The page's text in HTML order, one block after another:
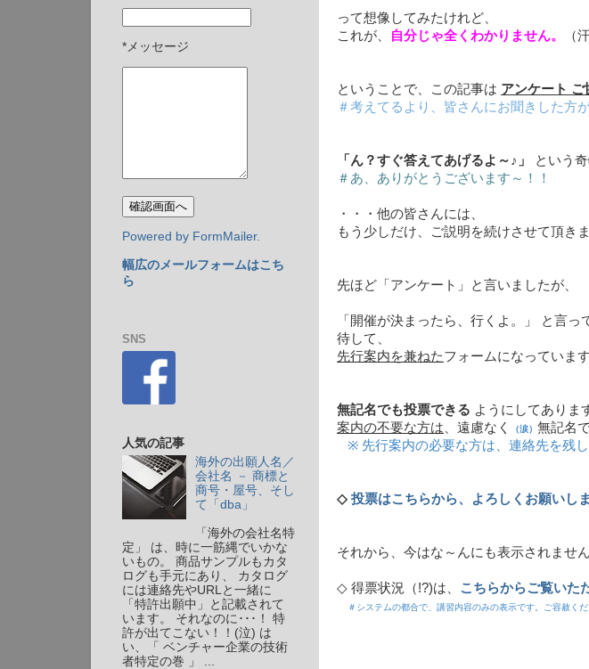
って想像してみたけれど、
これが、
自分じゃ全くわかりません。 （
ということで、この記事は アンケート ご
＃考えてるより、皆さんにお聞きした方
「ん？すぐ答えてあげるよ～♪」 という
＃あ、ありがとうございます～！！
・・・他の皆さんには、
もう少しだけ、ご説明を続けさせて頂きま
先ほど「アンケート」と言いましたが、
「開催が決まったら、行くよ。」 と言
待して、
先行案内を兼ねたフォームになっています
無記名でも投票できる ようにしてありま
案内の不要な方は 、遠慮なく （涙） 無記名で
※ 先行案内の必要な方は、連絡先を残し
◇ 投票はこちらから、よろしくお願いしま
それから、今はな～んにも表示されません
◇ 得票状況（!?)は、 こちらからご覧いた
＃システムの都合で、講習内容のみの表示です。ご容赦くだ
*メッセージ
Powered by FormMailer.
幅広のメールフォームはこち
ら
SNS
人気の記事
海外の出願人名／
会社名 － 商標と
商号・屋号、そし
て「dba」
「海外の会社名特
定」 は、時に一筋縄でいかな
いもの。 商品サンプルもカタ
ログも手元にあり、 カタログ
には連絡先やURLと一緒に
「特許出願中」と記載されて
います。 それなのに･･･！ 特
許が出てこない！！(泣) は
い、「 ベンチャー企業の技術
者特定の巻 」 ...